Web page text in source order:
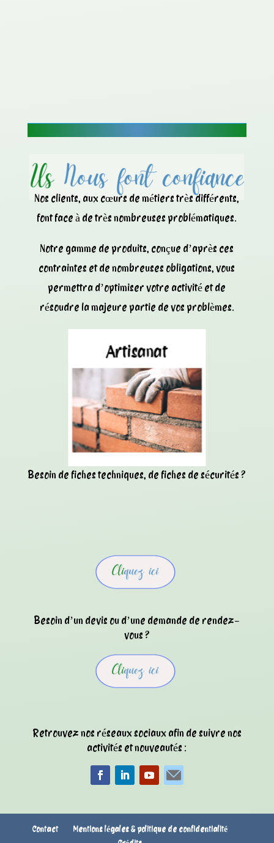
Nos clients, aux cœurs de métiers très différents,
font face à de très nombreuses problématiques.
Notre gamme de produits, conçue d’après ces
contraintes et de nombreuses obligations, vous
permettra d’optimiser votre activité et de
résoudre la majeure partie de vos problèmes.
Besoin de fiches techniques, de fiches de sécurités ?
Besoin d’un devis ou d’une demande de rendez-
vous ?
Retrouvez nos réseaux sociaux afin de suivre nos
activités et nouveautés :
Contact
Mentions légales & politique de confidentialité